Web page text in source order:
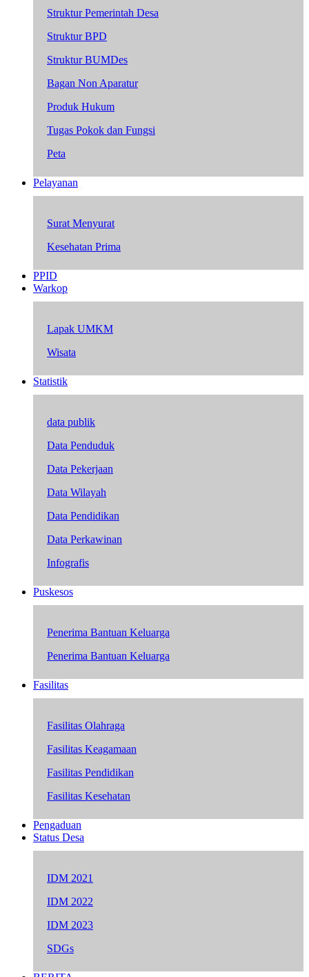
Struktur Pemerintah Desa
Struktur BPD
Struktur BUMDes
Bagan Non Aparatur
Produk Hukum
Tugas Pokok dan Fungsi
Peta
Pelayanan
Surat Menyurat
Kesehatan Prima
PPID
Warkop
Lapak UMKM
Wisata
Statistik
data publik
Data Penduduk
Data Pekerjaan
Data Wilayah
Data Pendidikan
Data Perkawinan
Infografis
Puskesos
Penerima Bantuan Keluarga
Penerima Bantuan Keluarga
Fasilitas
Fasilitas Olahraga
Fasilitas Keagamaan
Fasilitas Pendidikan
Fasilitas Kesehatan
Pengaduan
Status Desa
IDM 2021
IDM 2022
IDM 2023
SDGs